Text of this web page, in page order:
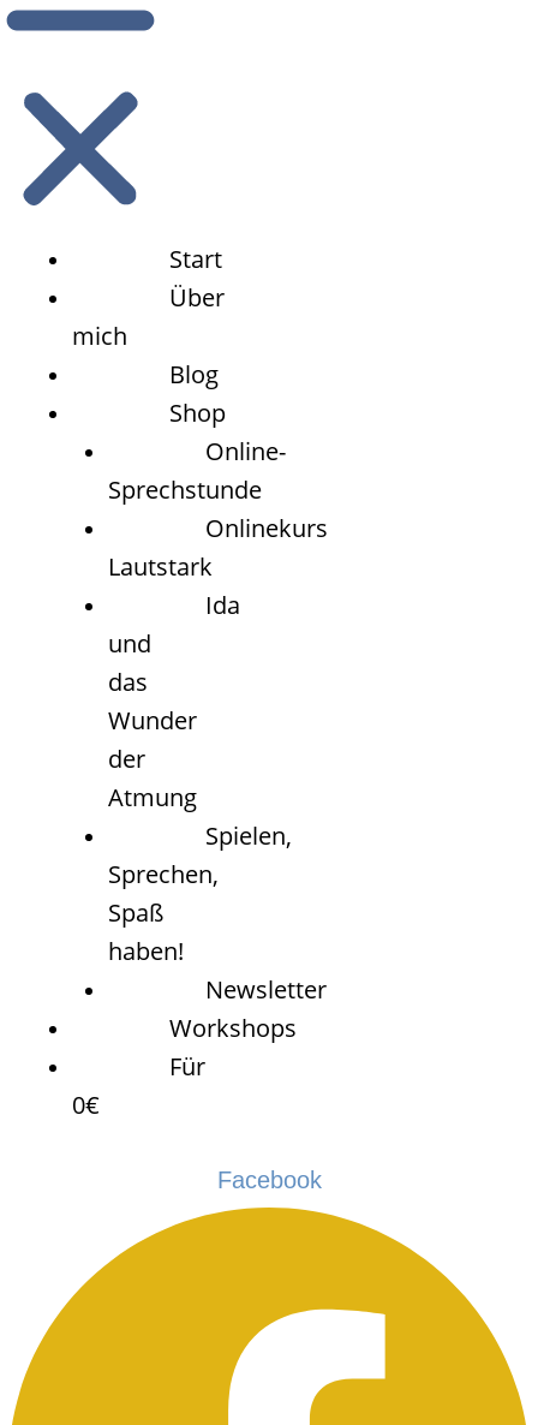
Start
Über
mich
Blog
Shop
Online-
Sprechstunde
Onlinekurs
Lautstark
Ida
und
das
Wunder
der
Atmung
Spielen,
Sprechen,
Spaß
haben!
Newsletter
Workshops
Für
0€
Facebook